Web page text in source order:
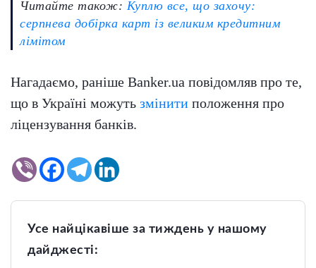
Читайте також: Куплю все, що захочу:
серпнева добірка карт із великим кредитним
лімітом
Нагадаємо, раніше Banker.ua повідомляв про те,
що в Україні можуть змінити положення про
ліцензування банків.
Усе найцікавіше за тиждень у нашому
дайджесті: